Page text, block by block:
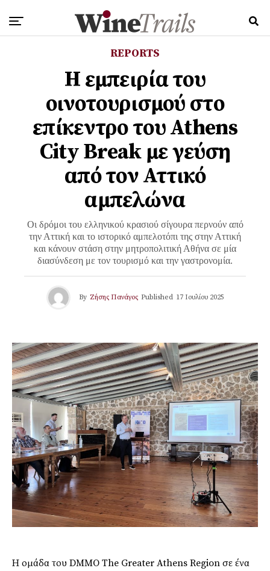
REPORTS
Η εμπειρία του
οινοτουρισμού στο
επίκεντρο του Athens
City Break με γεύση
από τον Αττικό
αμπελώνα
Οι δρόμοι του ελληνικού κρασιού σίγουρα περνούν από
την Αττική και το ιστορικό αμπελοτόπι της στην Αττική
και κάνουν στάση στην μητροπολιτική Αθήνα σε μία
διασύνδεση με τον τουρισμό και την γαστρονομία.
By Ζήσης Πανάγος Published 17 Ιουλίου 2025
Η ομάδα του DMMO The Greater Athens Region σε ένα